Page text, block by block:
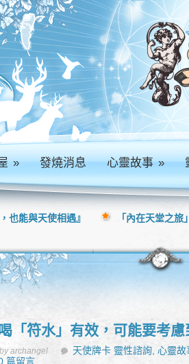
» 發燒消息 心靈故事»
喝「符水」有效，可能要考
by archangel 天使牌卡 靈性諮詢,心靈
篇留言
也能與天使相遇』 「內在天堂之